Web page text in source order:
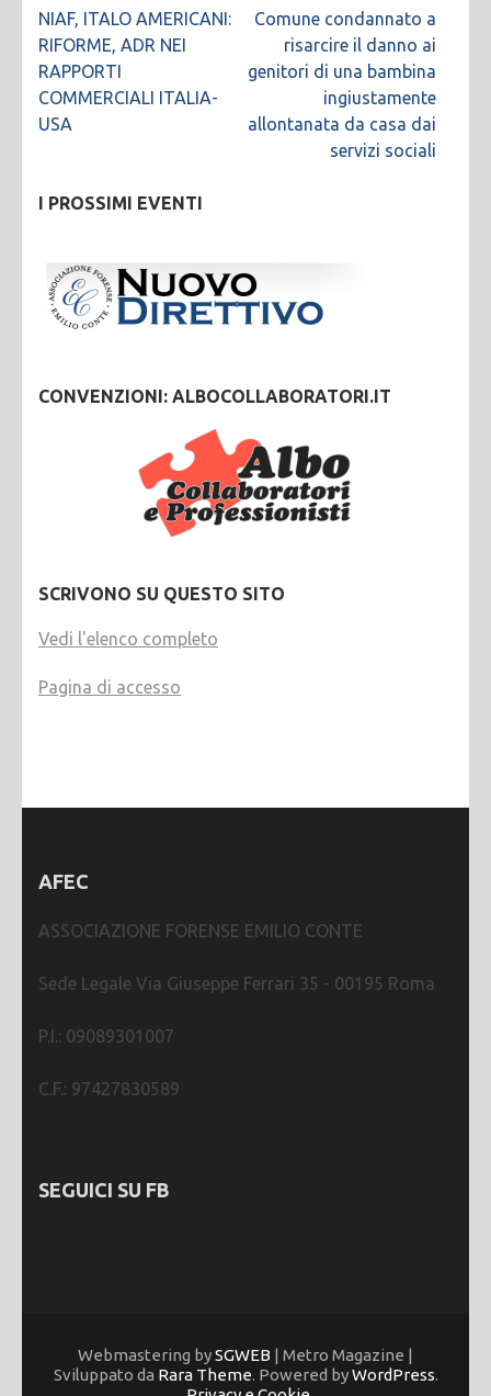
Navigazione
articoli
NIAF, ITALO AMERICANI:
RIFORME, ADR NEI
RAPPORTI
COMMERCIALI ITALIA-
USA
Comune condannato a
risarcire il danno ai
genitori di una bambina
ingiustamente
allontanata da casa dai
servizi sociali
I PROSSIMI EVENTI
CONVENZIONI: ALBOCOLLABORATORI.IT
SCRIVONO SU QUESTO SITO
Vedi l'elenco completo
Pagina di accesso
AFEC
ASSOCIAZIONE FORENSE EMILIO CONTE
Sede Legale Via Giuseppe Ferrari 35 - 00195 Roma
P.I.: 09089301007
C.F.: 97427830589
SEGUICI SU FB
Webmastering bySGWEB | Metro Magazine |
Sviluppato da Rara Theme. Powered byWordPress.